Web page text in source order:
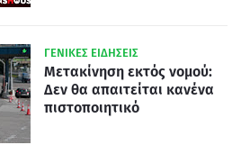
ΓΕΝΙΚΕΣ ΕΙΔΗΣΕΙΣ
Μετακίνηση εκτός νομού:
Δεν θα απαιτείται κανένα
πιστοποιητικό